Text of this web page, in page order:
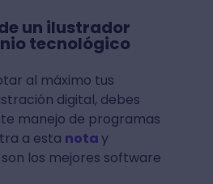
un ilustrador
tecnológico
al máximo tus
digital, debes
manejo de programas
a esta notay
los mejores software